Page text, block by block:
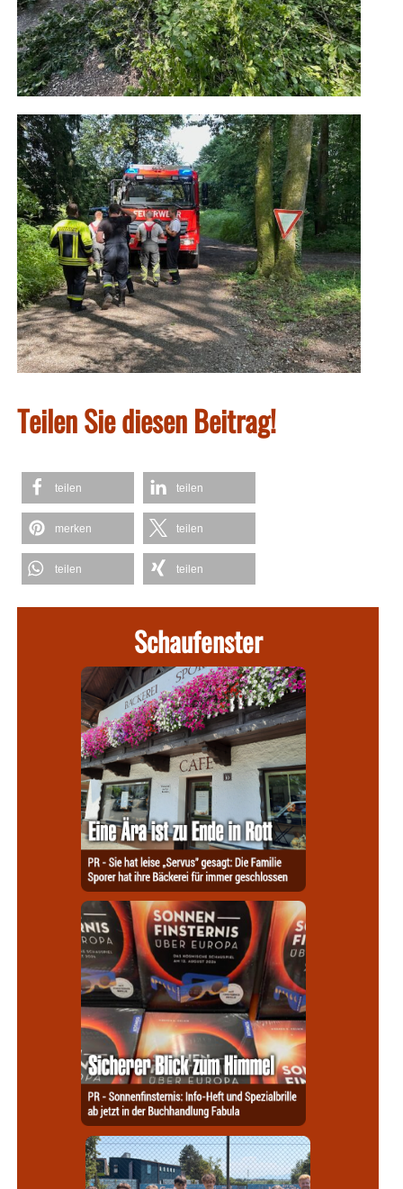
Teilen Sie diesen Beitrag!
teilen teilen
merken teilen
teilen teilen
Schaufenster